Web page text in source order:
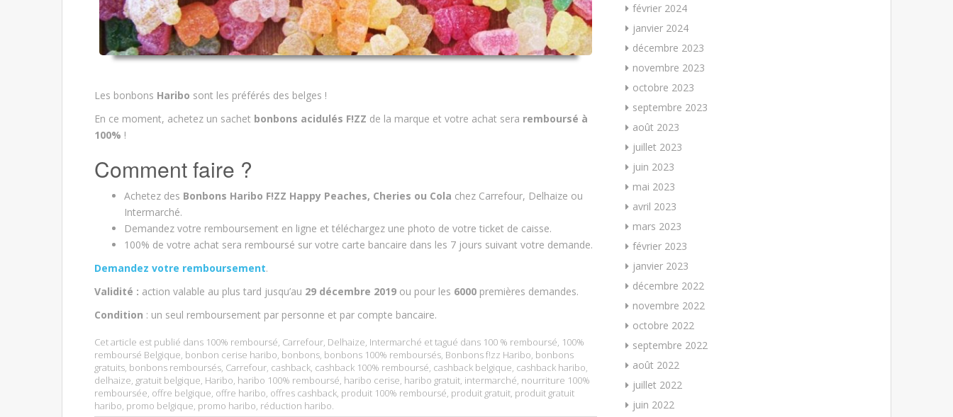
Les bonbons Haribo sont les préférés des belges !
En ce moment, achetez un sachet bonbons acidulés F!ZZ de la marque et votre achat sera remboursé à
100% !
Comment faire ?
Achetez des Bonbons Haribo F!ZZ Happy Peaches, Cheries ou Cola chez Carrefour, Delhaize ou
Intermarché.
Demandez votre remboursement en ligne et téléchargez une photo de votre ticket de caisse.
100% de votre achat sera remboursé sur votre carte bancaire dans les 7 jours suivant votre demande.
Demandez votre remboursement.
Validité : action valable au plus tard jusqu’au 29 décembre 2019 ou pour les 6000 premières demandes.
Condition : un seul remboursement par personne et par compte bancaire.
Cet article est publié dans 100% remboursé, Carrefour, Delhaize, Intermarché et tagué dans 100 % remboursé, 100%
remboursé Belgique, bonbon cerise haribo, bonbons, bonbons 100% remboursés, Bonbons f!zz Haribo, bonbons
gratuits, bonbons remboursés, Carrefour, cashback, cashback 100% remboursé, cashback belgique, cashback haribo,
delhaize, gratuit belgique, Haribo, haribo 100% remboursé, haribo cerise, haribo gratuit, intermarché, nourriture 100%
remboursée, offre belgique, offre haribo, offres cashback, produit 100% remboursé, produit gratuit, produit gratuit
haribo, promo belgique, promo haribo, réduction haribo.
février 2024
janvier 2024
décembre 2023
novembre 2023
octobre 2023
septembre 2023
août 2023
juillet 2023
juin 2023
mai 2023
avril 2023
mars 2023
février 2023
janvier 2023
décembre 2022
novembre 2022
octobre 2022
septembre 2022
août 2022
juillet 2022
juin 2022